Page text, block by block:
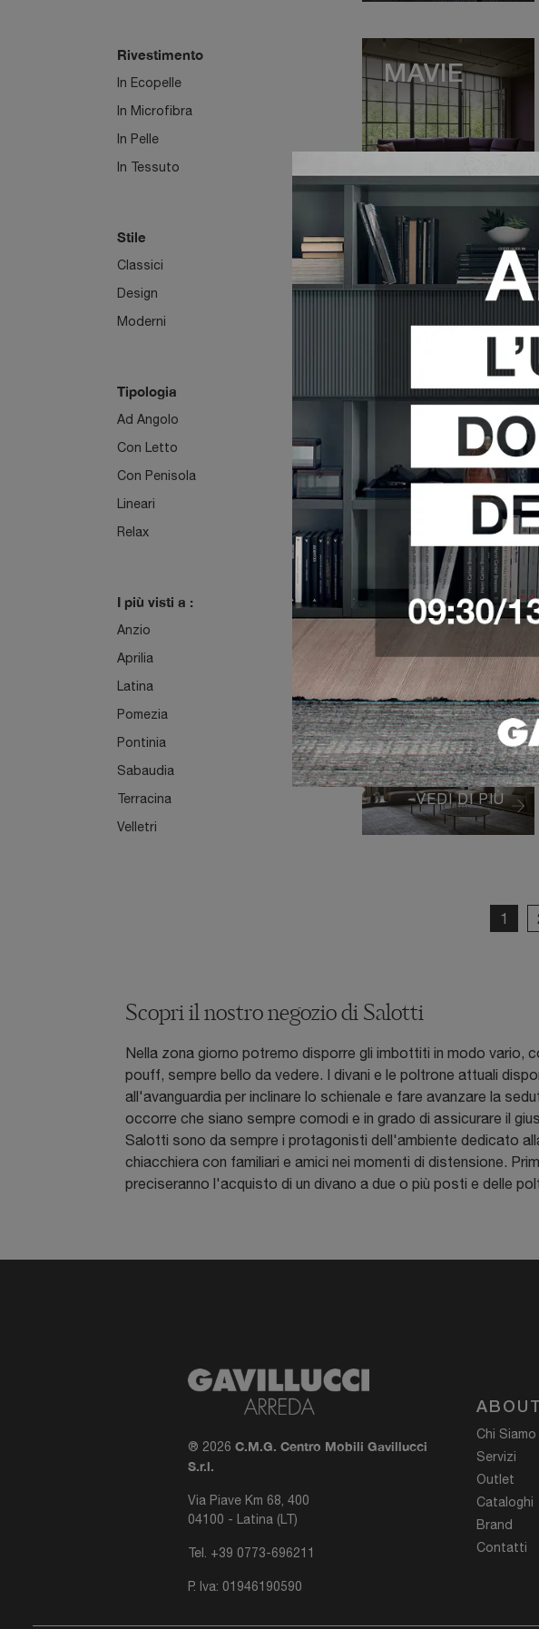
Rivestimento
In Ecopelle
In Microfibra
In Pelle
In Tessuto
Stile
Classici
Design
Moderni
Tipologia
Ad Angolo
Con Letto
Con Penisola
Lineari
Relax
I più visti a :
Anzio
Aprilia
Latina
Pomezia
Pontinia
Sabaudia
Terracina
Velletri
VEDI DI PIÙ
MAVIE
VEDI DI PIÙ
NOAH
VEDI DI PIÙ
VEDI DI PIÙ
LAND
1
Scopri il nostro negozio di Salotti
Nella zona giorno potremo disporre gli imbottiti in modo vario,
pouff, sempre bello da vedere. I divani e le poltrone attuali
all'avanguardia per inclinare lo schienale e fare avanzare la
occorre che siano sempre comodi e in grado di assicurare il
Salotti sono da sempre i protagonisti dell'ambiente dedicato
chiacchiera con familiari e amici nei momenti di distensione.
preciseranno l'acquisto di un divano a due o più posti e delle
® 2026 C.M.G. Centro Mobili Gavillucci
S.r.l.
Via Piave Km 68, 400
04100 - Latina (LT)
Tel. +39 0773-696211
P. Iva: 01946190590
ABOUT
Chi Siamo
Servizi
Outlet
Cataloghi
Brand
Contatti